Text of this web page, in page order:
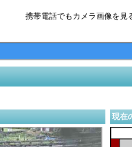
携帯電話でもカメラ画像を見
現在